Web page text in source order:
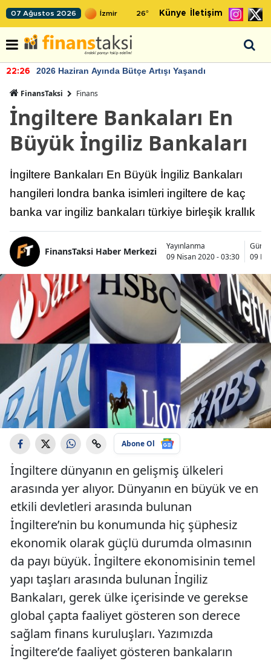
07 Ağustos 2026 26° Künye İletişim
22:26 2026 Haziran Ayında Bütçe Artışı Yaşandı
FinansTaksi Finans
İngiltere Bankaları En
Büyük İngiliz Bankaları
İngiltere Bankaları En Büyük İngiliz Bankaları
hangileri londra banka isimleri ingiltere de kaç
banka var ingiliz bankaları türkiye birleşik krallık
FinansTaksi Haber Merkezi
Yayınlanma
09 Nisan 2020 - 03:30
09
Abone Ol
İngiltere dünyanın en gelişmiş ülkeleri
arasında yer alıyor. Dünyanın en büyük ve en
etkili devletleri arasında bulunan
İngiltere’nin bu konumunda hiç şüphesiz
ekonomik olarak güçlü durumda olmasının
da payı büyük. İngiltere ekonomisinin temel
yapı taşları arasında bulunan İngiliz
Bankaları, gerek ülke içerisinde ve gerekse
global çapta faaliyet gösteren son derece
sağlam finans kuruluşları. Yazımızda
İngiltere’de faaliyet gösteren bankaların